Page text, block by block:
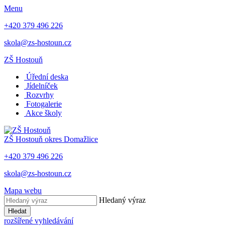
Menu
+420 379 496 226
skola@zs-hostoun.cz
ZŠ Hostouň
Úřední deska
Jídelníček
Rozvrhy
Fotogalerie
Akce školy
ZŠ Hostouň okres Domažlice
+420 379 496 226
skola@zs-hostoun.cz
Mapa webu
Hledaný výraz
Hledat
rozšířené vyhledávání